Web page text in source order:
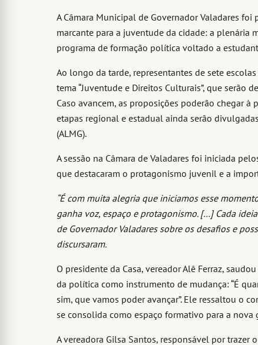
A Câmara Municipal de Governador Valadares
marcante para a juventude da cidade: a plenária
programa de formação política voltado a
Ao longo da tarde, representantes de sete
tema “Juventude e Direitos Culturais”, que serão
Caso avancem, as proposições poderão chegar
etapas regional e estadual ainda serão
(ALMG).
A sessão na Câmara de Valadares foi iniciada
que destacaram o protagonismo juvenil e a
“É com muita alegria que iniciamos esse
ganha voz, espaço e protagonismo. […] Cada
de Governador Valadares sobre os desafios e
discursaram.
O presidente da Casa, vereador Alê Ferraz,
da política como instrumento de mudança: “É
sim, que vamos poder avançar”. Ele ressaltou o
se consolida como espaço formativo para a nova
A vereadora Gilsa Santos, responsável por trazer